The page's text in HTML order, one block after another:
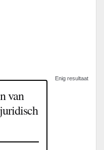
Enig resultaat
van